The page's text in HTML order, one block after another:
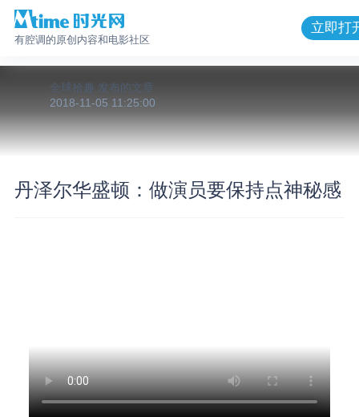
有腔调的原创内容和电影社区
立即打
全球拾趣 发布的 文章
2018-11-05 11:25:00
丹泽尔华盛顿：做演员要保持点神秘感